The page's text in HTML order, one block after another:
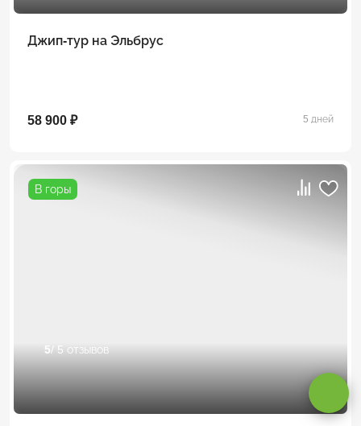
Джип-тур на Эльбрус
58 900 ₽ 5 дней
В горы
5/ 5 отзывов
персональных данных